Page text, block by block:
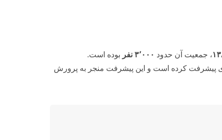
، جمعیت آن حدود ۳٬۰۰۰ نفر
بوده است.
پیشرفت کرده است و این پیشرفت منجر به پرورش